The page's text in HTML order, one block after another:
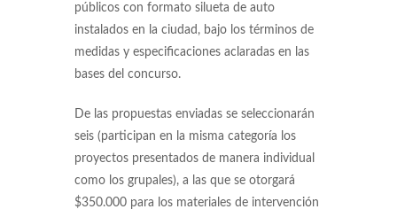
públicos con formato silueta de auto
instalados en la ciudad, bajo los términos de
medidas y especificaciones aclaradas en las
bases del concurso.
De las propuestas enviadas se seleccionarán
seis (participan en la misma categoría los
proyectos presentados de manera individual
como los grupales), a las que se otorgará
$350.000 para los materiales de intervención